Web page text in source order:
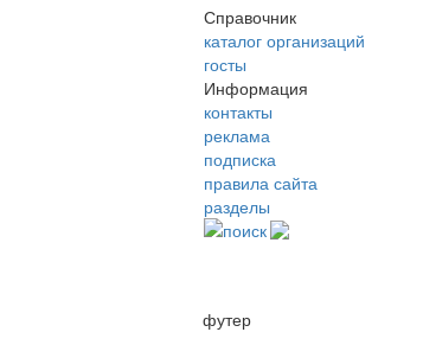
Справочник
каталог организаций
госты
Информация
контакты
реклама
подписка
правила сайта
разделы
поиск
футер